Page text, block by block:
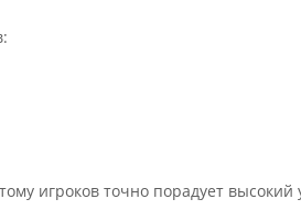
игроков точно порадует высокий